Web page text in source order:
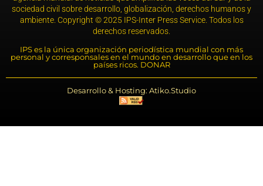
sociedad civil sobre desarrollo, globalización, derechos humanos y
ambiente. Copyright © 2025 IPS-Inter Press Service. Todos los
derechos reservados.
IPS es la única organización periodística mundial con más
personal y corresponsales en el mundo en desarrollo que en los
países ricos. DONAR
Desarrollo & Hosting: Atiko.Studio